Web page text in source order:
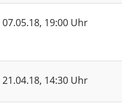
07.05.18, 19:00 Uhr
21.04.18, 14:30 Uhr